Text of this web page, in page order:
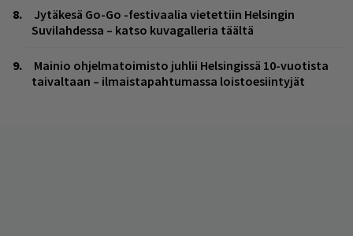
Jytäkesä Go-Go -festivaalia vietettiin Helsingin
Suvilahdessa – katso kuvagalleria täältä
Mainio ohjelmatoimisto juhlii Helsingissä 10-vuotista
taivaltaan – ilmaistapahtumassa loistoesiintyjät